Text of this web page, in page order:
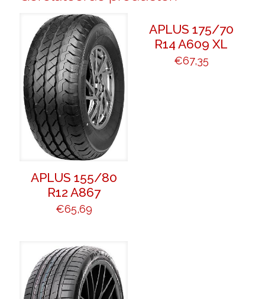
APLUS 155/80
R12 A867
€65,69
APLUS 175/70
R14 A609 XL
€67,35